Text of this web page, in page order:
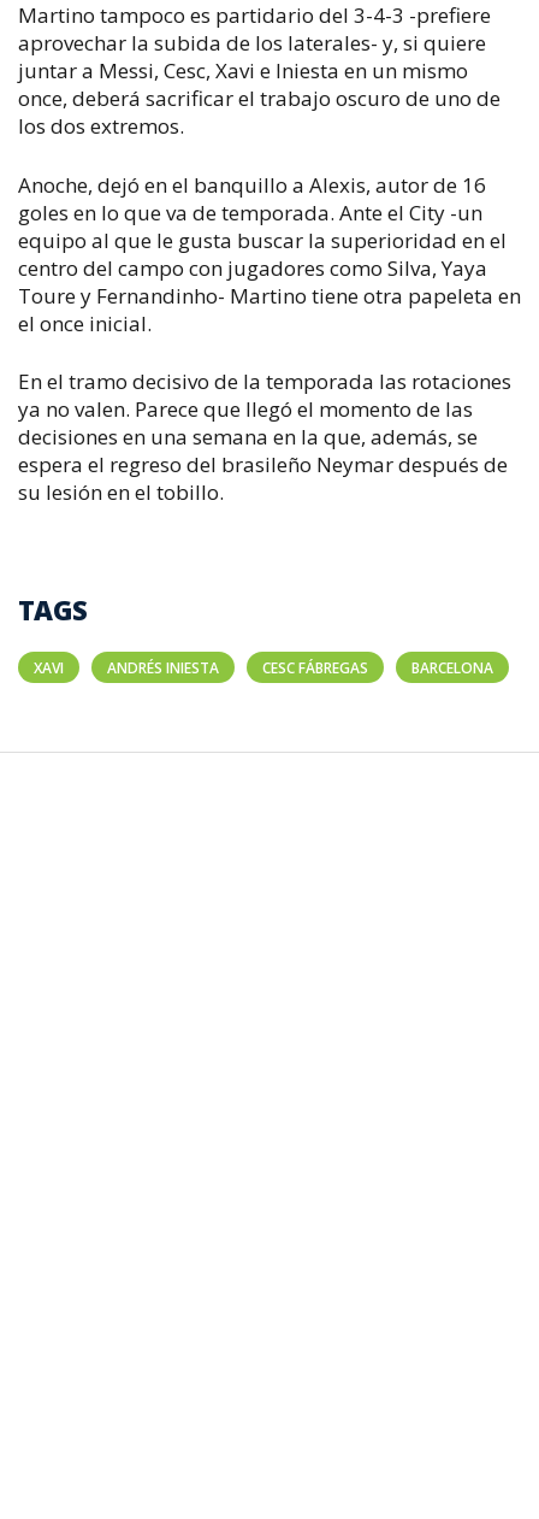
Martino tampoco es partidario del 3-4-3 -prefiere
aprovechar la subida de los laterales- y, si quiere
juntar a Messi, Cesc, Xavi e Iniesta en un mismo
once, deberá sacrificar el trabajo oscuro de uno de
los dos extremos.
Anoche, dejó en el banquillo a Alexis, autor de 16
goles en lo que va de temporada. Ante el City -un
equipo al que le gusta buscar la superioridad en el
centro del campo con jugadores como Silva, Yaya
Toure y Fernandinho- Martino tiene otra papeleta en
el once inicial.
En el tramo decisivo de la temporada las rotaciones
ya no valen. Parece que llegó el momento de las
decisiones en una semana en la que, además, se
espera el regreso del brasileño Neymar después de
su lesión en el tobillo.
TAGS
XAVI ANDRÉS INIESTA CESC FÁBREGAS BARCELONA